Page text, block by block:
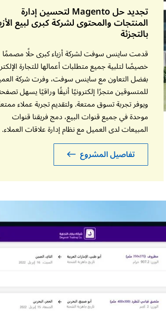
تجديد حل Magento لتحسين إدارة
المنتجات والمحتوى لشركة كبرى لبيع
بالتجزئة
قدمت ساينس سوفت لشركة أزياء كبرى حلًا مصممًا
خصيصًا لتلبية جميع متطلبات أعمالها للتجارة
بفضل التعاون مع ساينس سوفت، وفرت شركة
للمتسوقين متجرًا إلكترونيًا أنيقًا وراقيًا يسهل
ويوفر تجربة تسوق ممتعة. ولتقديم تجربة عملاء
موحدة في جميع قنوات البيع، دمج فريقنا قنوات
المبيعات لدى العميل مع نظام إدارة علاقات العملاء.
تفاصيل المشروع